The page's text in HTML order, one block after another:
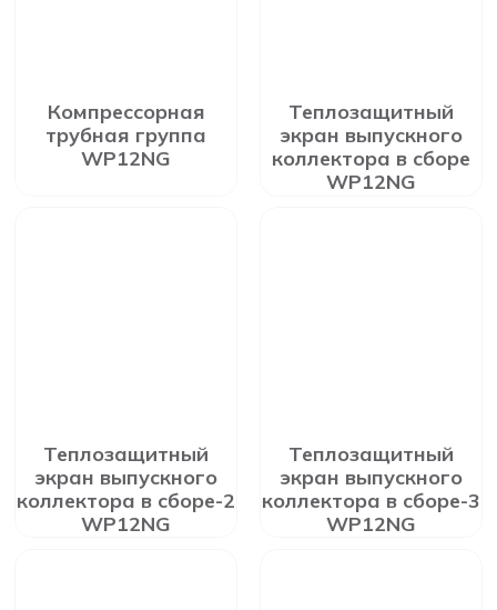
Компрессорная
трубная группа
WP12NG
Теплозащитный
экран выпускного
коллектора в сборе
WP12NG
Теплозащитный
экран выпускного
коллектора в сборе-2
WP12NG
Теплозащитный
экран выпускного
коллектора в сборе-3
WP12NG